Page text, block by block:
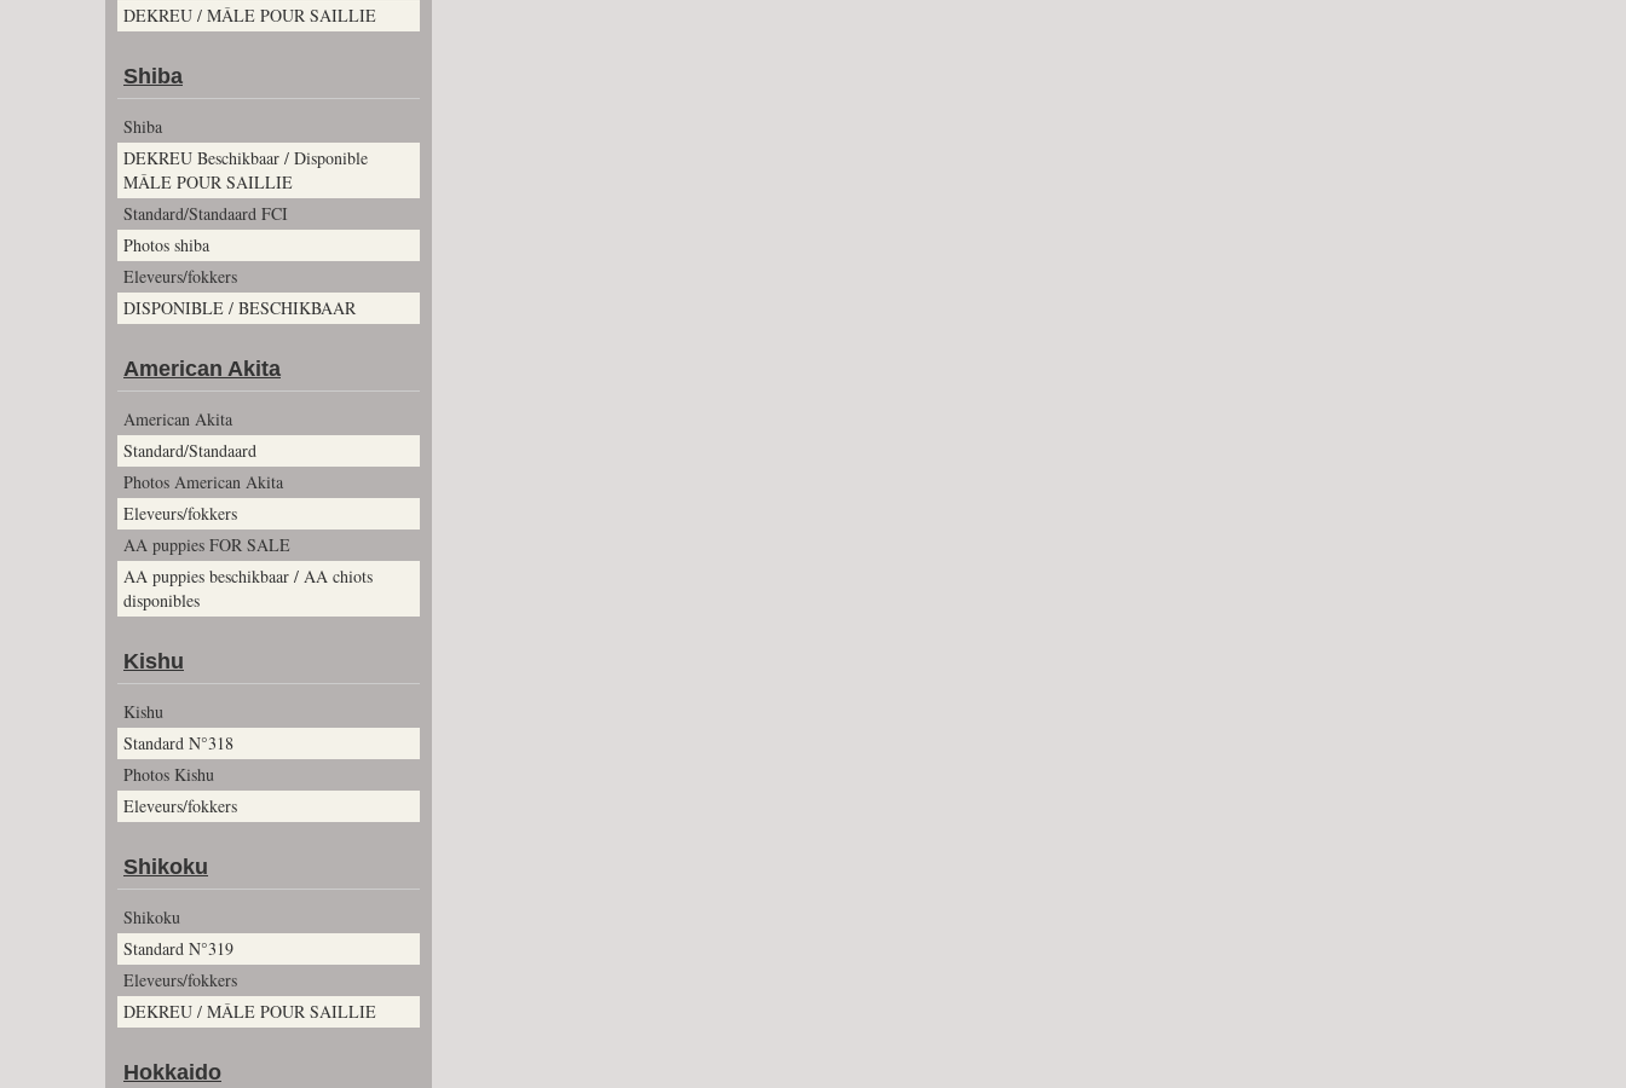
DEKREU / MÂLE POUR SAILLIE
Shiba
Shiba
DEKREU Beschikbaar / Disponible
MÂLE POUR SAILLIE
Standard/Standaard FCI
Photos shiba
Eleveurs/fokkers
DISPONIBLE / BESCHIKBAAR
American Akita
American Akita
Standard/Standaard
Photos American Akita
Eleveurs/fokkers
AA puppies FOR SALE
AA puppies beschikbaar / AA chiots
disponibles
Kishu
Kishu
Standard N°318
Photos Kishu
Eleveurs/fokkers
Shikoku
Shikoku
Standard N°319
Eleveurs/fokkers
DEKREU / MÂLE POUR SAILLIE
Hokkaido